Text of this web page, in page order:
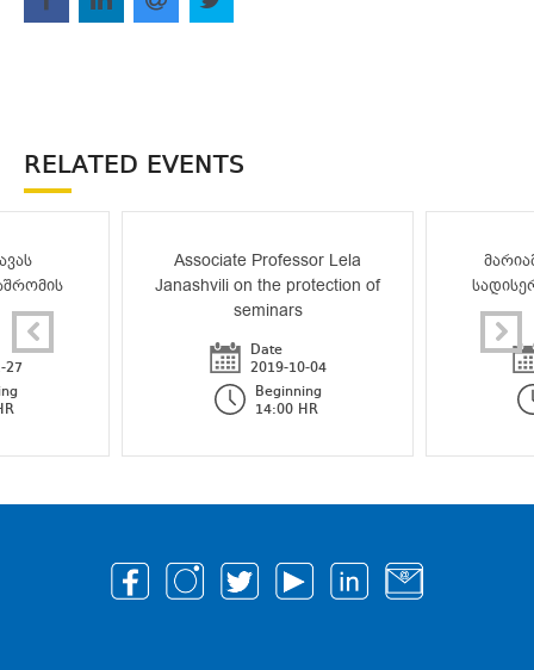
RELATED EVENTS
27
Associate Professor Lela
Janashvili on the protection of
seminars
Date
2019-10-04
Beginning
14:00 HR